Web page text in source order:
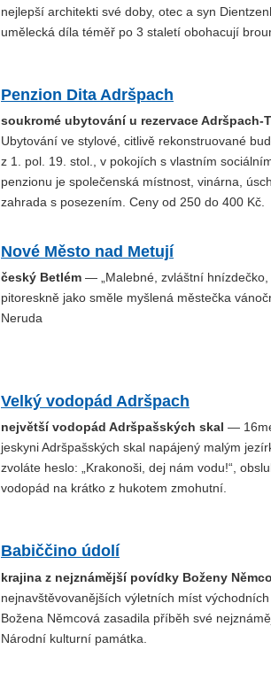
nejlepší architekti své doby, otec a syn
umělecká díla téměř po 3 staletí obohacují
Penzion Dita Adršpach
soukromé ubytování u rezervace Adršpach-
Ubytování ve stylové, citlivě rekonstruované
z 1. pol. 19. stol., v pokojích s vlastním
penzionu je společenská místnost, vinárna,
zahrada s posezením. Ceny od 250 do 400 Kč.
Nové Město nad Metují
český Betlém — „Malebné, zvláštní
pitoreskně jako směle myšlená městečka
Neruda
Velký vodopád Adršpach
největší vodopád Adršpašských skal —
jeskyni Adršpašských skal napájený malým
zvoláte heslo: „Krakonoši, dej nám vodu!“,
vodopád na krátko z hukotem zmohutní.
Babiččino údolí
krajina z nejznámější povídky Boženy
nejnavštěvovanějších výletních míst
Božena Němcová zasadila příběh své
Národní kulturní památka.